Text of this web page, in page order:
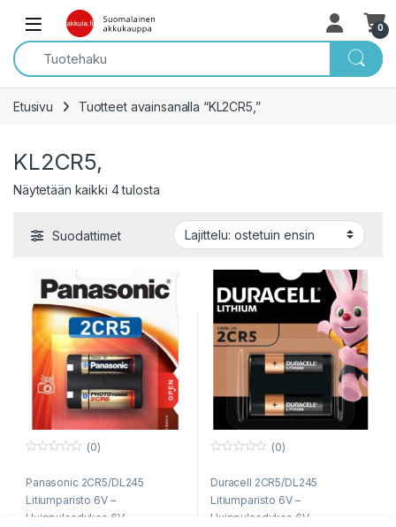
Skip to navigation
Skip to content
Open 0
Etusivu Tuotteet avainsanalla “KL2CR5,”
KL2CR5,
Näytetään kaikki 4 tulostaSorted by popularity
Suodattimet
u
o
f
(0)
Panasonic 2CR5/DL245
Litiumparisto 6V –
Huippulaadukas 6V
u
o
f
(0)
Duracell 2CR5/DL245
Litiumparisto 6V –
Huippulaadukas 6V